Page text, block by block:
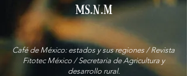
ms.n.m
Café de México: estados y sus regiones / Revista
Fitotec México / Secretaria de Agricultura y
desarrollo rural.